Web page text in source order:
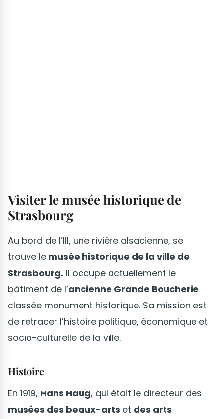
Visiter le musée historique de
Strasbourg
Au bord de l’Ill, une rivière alsacienne, se
trouve le musée historique de la ville de
Strasbourg. Il occupe actuellement le
bâtiment de l’ancienne Grande Boucherie
classée monument historique. Sa mission est
de retracer l’histoire politique, économique et
socio-culturelle de la ville.
Histoire
En 1919, Hans Haug, qui était le directeur des
musées des beaux-arts et des arts